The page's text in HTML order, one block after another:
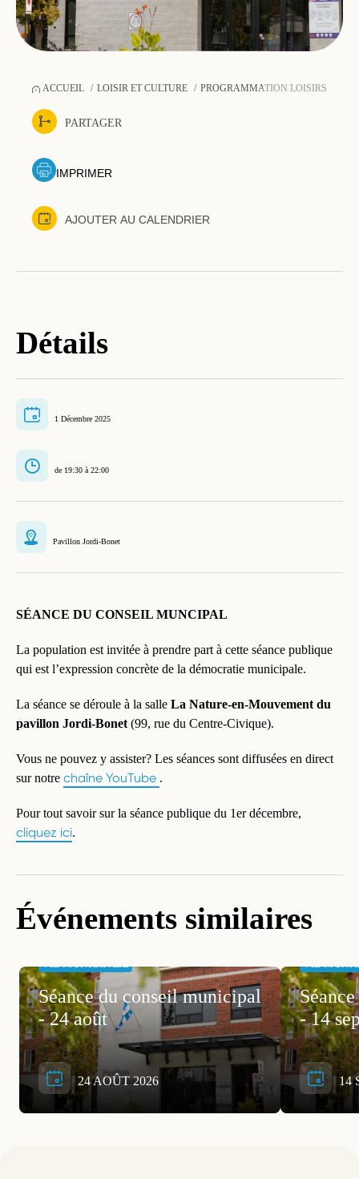
ACCUEIL LOISIR ET CULTURE PROGRAMMATION LOISIRS-
PARTAGER
IMPRIMER
AJOUTER AU CALENDRIER
Détails
1 Décembre 2025
de 19:30 à 22:00
Pavillon Jordi-Bonet
SÉANCE DU CONSEIL MUNCIPAL
La population est invitée à prendre part à cette séance publique
qui est l’expression concrète de la démocratie municipale.
La séance se déroule à la salle La Nature-en-Mouvement du
pavillon Jordi-Bonet (99, rue du Centre-Civique).
Vous ne pouvez y assister? Les séances sont diffusées en direct
sur notre chaîne YouTube .
Pour tout savoir sur la séance publique du 1er décembre,
cliquez ici.
Événements similaires
VIE MUNICIPALE
Séance du conseil municipal
- 24 août
24 AOÛT 2026
VIE
- 14
14